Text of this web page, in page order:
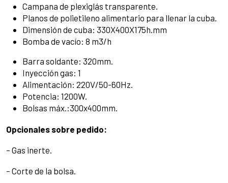
Campana de plexiglás transparente.
Planos de polietileno alimentario para llenar la cuba.
Dimensión de cuba: 330X400X175h.mm
Bomba de vacío: 8 m3/h
Barra soldante: 320mm.
Inyección gas: 1
Alimentación: 220V/50-60Hz.
Potencia: 1200W.
Bolsas máx.:300x400mm.
Opcionales sobre pedido:
– Gas inerte.
– Corte de la bolsa.